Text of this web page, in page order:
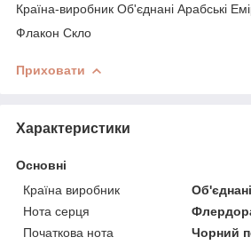
Країна-виробник Об'єднані Арабські
Флакон Скло
Приховати
Характеристики
Основні
Країна виробник
Нота серця
Початкова нота
Чорний